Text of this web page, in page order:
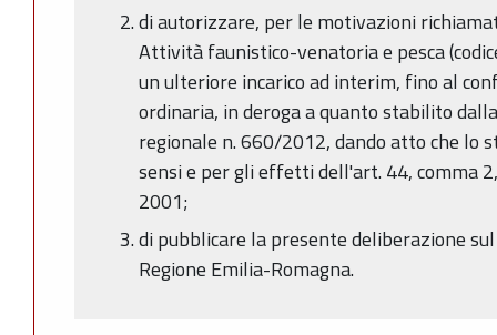
di autorizzare, per le motivazioni
Attività faunistico-venatoria e pesca
un ulteriore incarico ad interim, fino al
ordinaria, in deroga a quanto stabilito
regionale n. 660/2012, dando atto che lo
sensi e per gli effetti dell'art. 44, comma
2001;
di pubblicare la presente deliberazione
Regione Emilia-Romagna.